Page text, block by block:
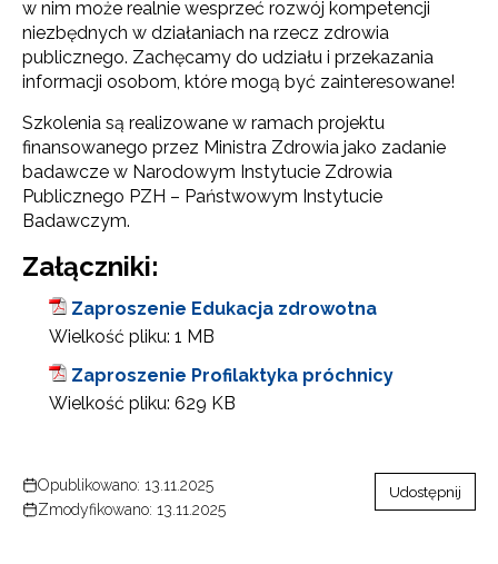
w nim może realnie wesprzeć rozwój kompetencji
niezbędnych w działaniach na rzecz zdrowia
publicznego. Zachęcamy do udziału i przekazania
informacji osobom, które mogą być zainteresowane!
Szkolenia są realizowane w ramach projektu
finansowanego przez Ministra Zdrowia jako zadanie
badawcze w Narodowym Instytucie Zdrowia
Publicznego PZH – Państwowym Instytucie
Badawczym.
Załączniki:
Zaproszenie Edukacja zdrowotna
Wielkość pliku: 1 MB
Zaproszenie Profilaktyka próchnicy
Wielkość pliku: 629 KB
Opublikowano: 13.11.2025
Zmodyfikowano: 13.11.2025
Udostępnij
Newsletter ORE
Zapisz się i bądź na bieżąco z najnowszymi
informacjami